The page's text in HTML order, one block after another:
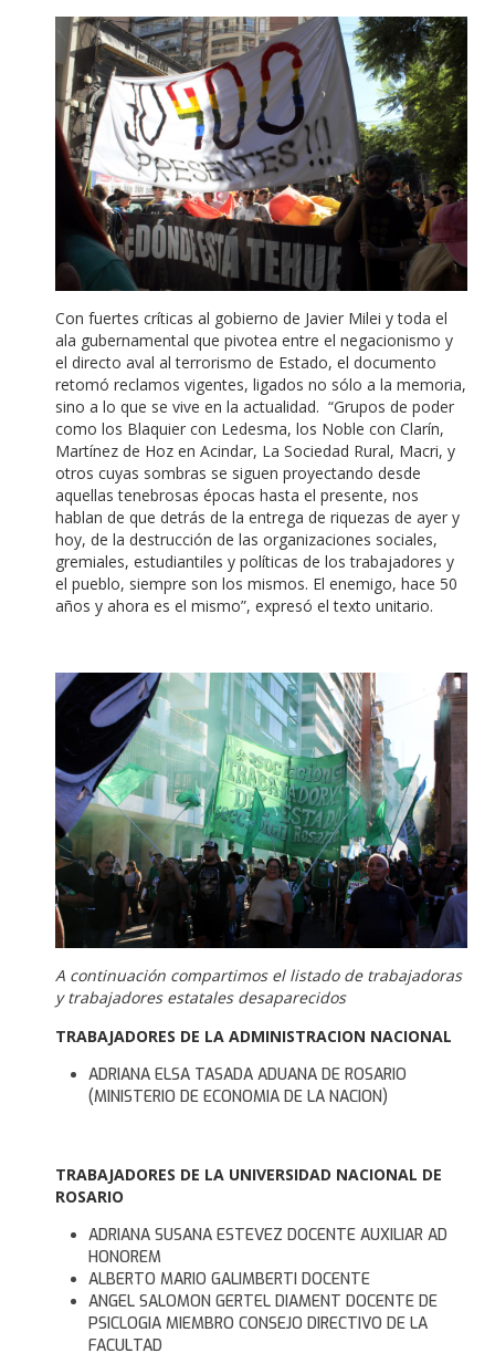
Con fuertes críticas al gobierno de Javier Milei y toda el
ala gubernamental que pivotea entre el negacionismo y
el directo aval al terrorismo de Estado, el documento
retomó reclamos vigentes, ligados no sólo a la memoria,
sino a lo que se vive en la actualidad. “Grupos de poder
como los Blaquier con Ledesma, los Noble con Clarín,
Martínez de Hoz en Acindar, La Sociedad Rural, Macri, y
otros cuyas sombras se siguen proyectando desde
aquellas tenebrosas épocas hasta el presente, nos
hablan de que detrás de la entrega de riquezas de ayer y
hoy, de la destrucción de las organizaciones sociales,
gremiales, estudiantiles y políticas de los trabajadores y
el pueblo, siempre son los mismos. El enemigo, hace 50
años y ahora es el mismo”, expresó el texto unitario.
A continuación compartimos el listado de trabajadoras
y trabajadores estatales desaparecidos
TRABAJADORES DE LA ADMINISTRACION NACIONAL
ADRIANA ELSA TASADA ADUANA DE ROSARIO
(MINISTERIO DE ECONOMIA DE LA NACION)
TRABAJADORES DE LA UNIVERSIDAD NACIONAL DE
ROSARIO
ADRIANA SUSANA ESTEVEZ DOCENTE AUXILIAR AD
HONOREM
ALBERTO MARIO GALIMBERTI DOCENTE
ANGEL SALOMON GERTEL DIAMENT DOCENTE DE
PSICLOGIA MIEMBRO CONSEJO DIRECTIVO DE LA
FACULTAD